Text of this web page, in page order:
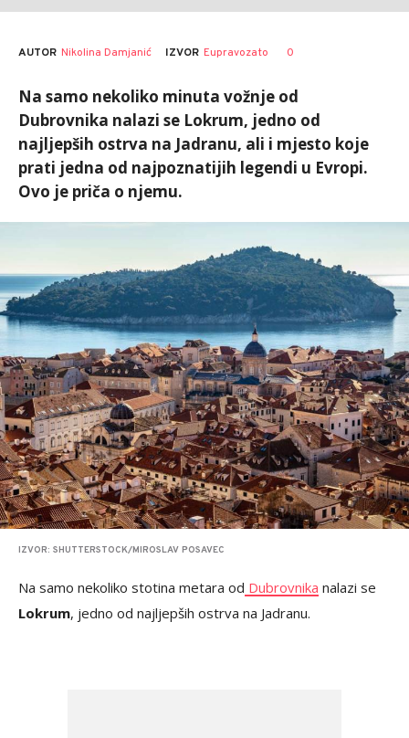
AUTOR Nikolina Damjanić IZVOR Eupravozato 0
Na samo nekoliko minuta vožnje od
Dubrovnika nalazi se Lokrum, jedno od
najljepših ostrva na Jadranu, ali i mjesto koje
prati jedna od najpoznatijih legendi u Evropi.
Ovo je priča o njemu.
IZVOR: SHUTTERSTOCK/MIROSLAV POSAVEC
Na samo nekoliko stotina metara od Dubrovnika nalazi se
Lokrum, jedno od najljepših ostrva na Jadranu.